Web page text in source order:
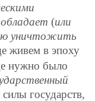
(или
уничтожить
живем в эпоху
нужно было
государств,